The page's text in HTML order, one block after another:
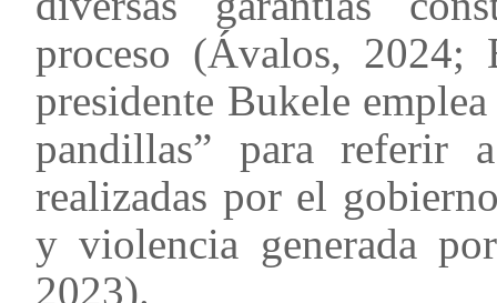
proceso (Ávalos,
presidente Bukele
pandillas” para referir
realizadas por el
y violencia generada
2023).